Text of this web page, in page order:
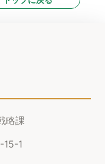
略課
15-1